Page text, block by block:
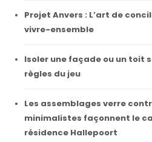
Projet Anvers : L’art de
vivre-ensemble
Isoler une façade ou un toit
règles du jeu
Les assemblages verre
minimalistes façonnent le
résidence Hallepoort